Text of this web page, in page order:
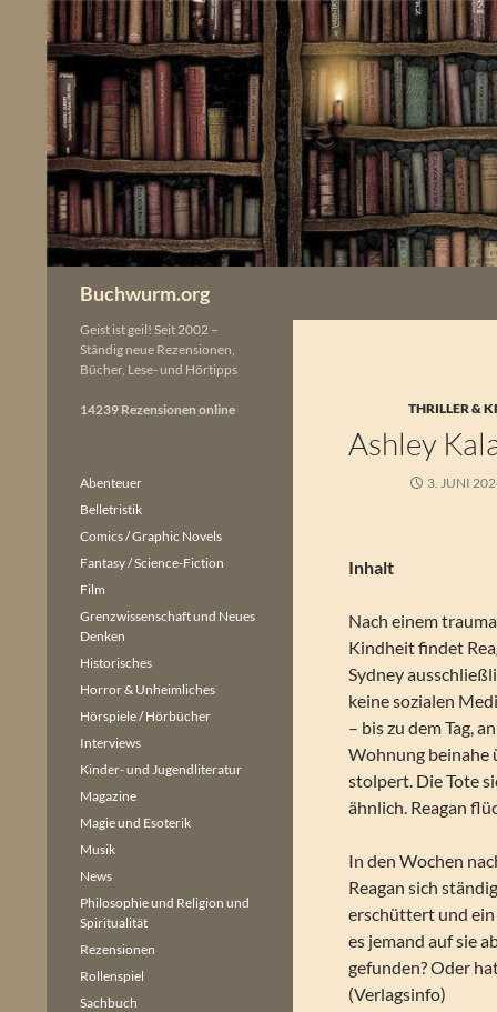
springen
Buchwurm.org
THRILLER &
Ashley
3. JUNI
Inhalt
Nach einem
Kindheit findet
Sydney
keine sozialen
– bis zu dem Tag,
Wohnung beinahe
stolpert. Die Tote
ähnlich. Reagan
In den Wochen
Reagan sich
erschüttert und ein
es jemand auf sie
gefunden? Oder
(Verlagsinfo)
Geist ist geil! Seit 2002 –
Ständig neue Rezensionen,
Bücher, Lese- und Hörtipps
14239 Rezensionen online
Abenteuer
Belletristik
Comics / Graphic Novels
Fantasy / Science-Fiction
Film
Grenzwissenschaft und Neues
Denken
Historisches
Horror & Unheimliches
Hörspiele / Hörbücher
Interviews
Kinder- und Jugendliteratur
Magazine
Magie und Esoterik
Musik
News
Philosophie und Religion und
Spiritualität
Rezensionen
Rollenspiel
Sachbuch